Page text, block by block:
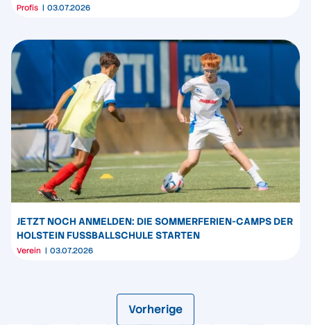
Profis 03.07.2026
JETZT NOCH ANMELDEN: DIE SOMMERFERIEN-CAMPS DER
HOLSTEIN FUSSBALLSCHULE STARTEN
Verein 03.07.2026
Vorherige